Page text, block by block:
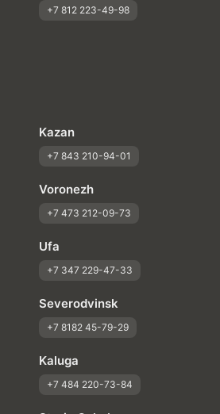
+7 812 223-49-98
Kazan
+7 843 210-94-01
Voronezh
+7 473 212-09-73
Ufa
+7 347 229-47-33
Severodvinsk
+7 8182 45-79-29
Kaluga
+7 484 220-73-84